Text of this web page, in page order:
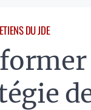
DU JDE